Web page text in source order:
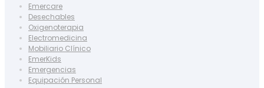
Emercare
Desechables
Oxigenoterapia
Electromedicina
Mobiliario Clínico
EmerKids
Emergencias
Equipación Personal